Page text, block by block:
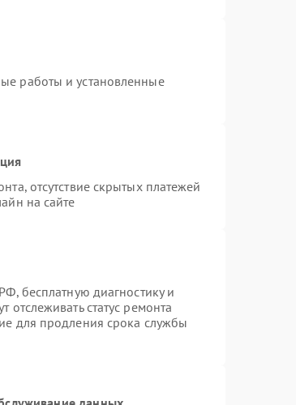
работы и установленные
отсутствие скрытых платежей
на сайте
бесплатную диагностику и
статус ремонта
для продления срока службы